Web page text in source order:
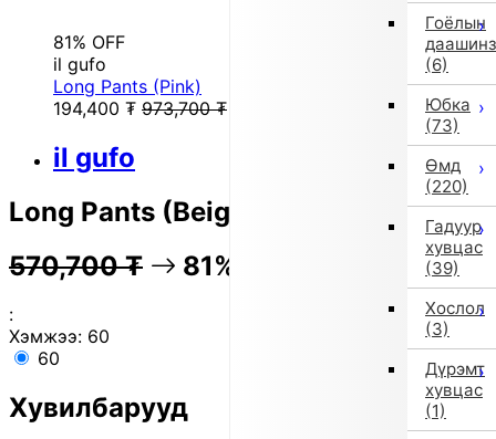
Гоёлын
даашинз
(6)
Юбка
(73)
Өмд
(220)
Гадуур
хувцас
(39)
Хослол
(3)
Дүрэмт
хувцас
(1)
81% OFF
il gufo
Long Pants (Pink)
194,400 ₮ 973,700 ₮
il gufo
Long Pants (Beige)
570,700 ₮ 81% OFF ₮
:
Хэмжээ: 60
60
Хувилбарууд